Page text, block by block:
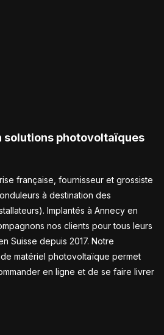
solutions photovoltaïques
française, fournisseur et grossiste
à destination des
Implantés à Annecy en
nos clients pour tous leurs
Suisse depuis 2017. Notre
matériel photovoltaïque permet
en ligne et de se faire livrer